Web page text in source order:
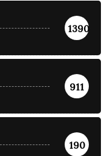
1390
911
190